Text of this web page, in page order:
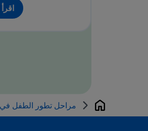
Home مراحل تطور الطفل في